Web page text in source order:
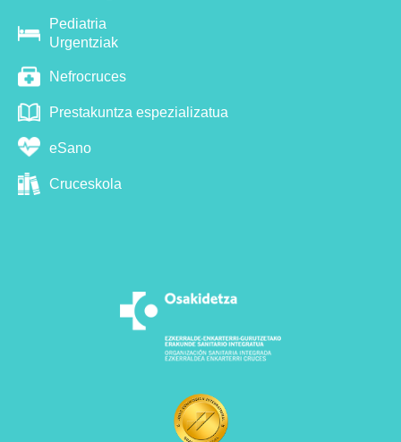
Pediatria
Urgentziak
Nefrocruces
Prestakuntza espezializatua
eSano
Cruceskola